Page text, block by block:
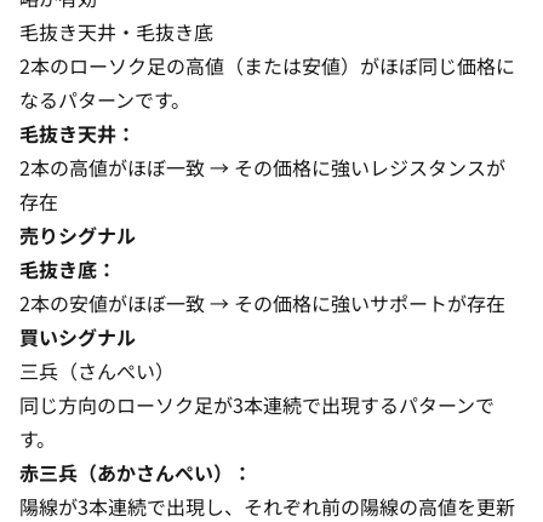
毛抜き天井・毛抜き底
2本のローソク足の高値（または安値）がほぼ同じ価格に
なるパターンです。
毛抜き天井：
2本の高値がほぼ一致 → その価格に強いレジスタンスが
存在
売りシグナル
毛抜き底：
2本の安値がほぼ一致 → その価格に強いサポートが存在
買いシグナル
三兵（さんぺい）
同じ方向のローソク足が3本連続で出現するパターンで
す。
赤三兵（あかさんぺい）：
陽線が3本連続で出現し、それぞれ前の陽線の高値を更新